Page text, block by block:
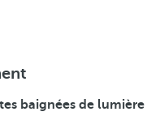
baignées de lumière